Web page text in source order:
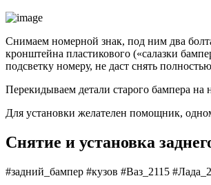
Снимаем номерной знак, под ним два
кронштейна пластикового («салазки
подсветку номеру, не даст снять
Перекидываем детали старого бампера
Для установки желателен помощник,
Снятие и установка
#задний_бампер #кузов #Ваз_2115